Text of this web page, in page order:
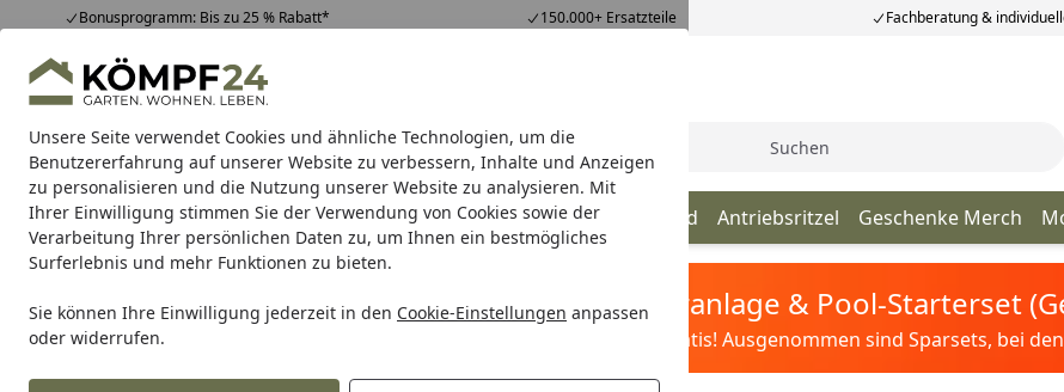
Unsere Seite verwendet Cookies und ähnliche Technologien, um die
Benutzererfahrung auf unserer Website zu verbessern, Inhalte und Anzeigen
zu personalisieren und die Nutzung unserer Website zu analysieren. Mit
Ihrer Einwilligung stimmen Sie der Verwendung von Cookies sowie der
Verarbeitung Ihrer persönlichen Daten zu, um Ihnen ein bestmögliches
Surferlebnis und mehr Funktionen zu bieten.
Sie können Ihre Einwilligung jederzeit in den Cookie-Einstellungen anpassen
oder widerrufen.
Bonusprogramm: Bis zu 25 % Rabatt* 150.000+ Ersatzteile Fachberatung &
Hotline07051 / 9 22 22
Mo-Fr. 8-16 Uhr 25.988 Bewertungen
Alle Produkte
Alle ProdukteHighlights Tipps & Tricks Suche
RK Motorradkette Kettenschlösser Kettensatz Kette Kettenrad Antriebsritzel Geschenke Merch
Karibu Pools inkl. gratis Sandfilteranlage & Pool-Starterset
Dein Traumpool im Sorglos-Paket: Filter&Pflege gratis! Ausgenommen sind Sparsets, bei